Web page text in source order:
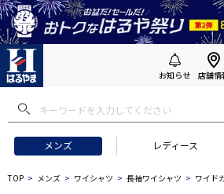
お知らせ 店舗情
メンズ レディース
フトにおすすめ #セットアップ スーツ
TOP メンズ ワイシャツ 長袖ワイシャツ ワイド